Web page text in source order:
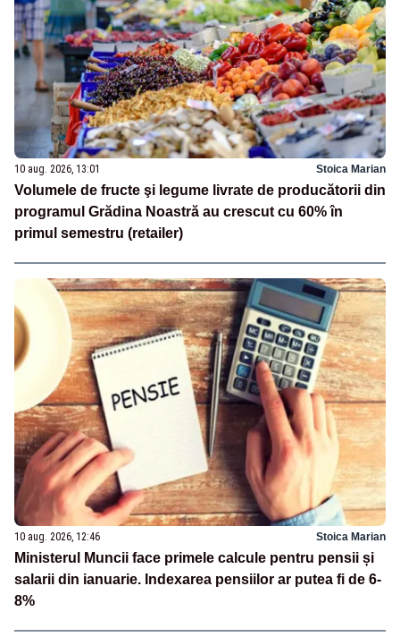
10 aug. 2026, 13:01 Stoica Marian
Volumele de fructe şi legume livrate de producătorii din
programul Grădina Noastră au crescut cu 60% în
primul semestru (retailer)
10 aug. 2026, 12:46 Stoica Marian
Ministerul Muncii face primele calcule pentru pensii și
salarii din ianuarie. Indexarea pensiilor ar putea fi de 6-
8%